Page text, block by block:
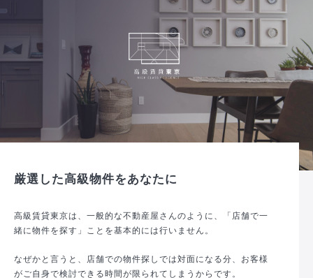
厳選した高級物件をあなたに
高級賃貸東京は、一般的な不動産屋さんのように、「店舗で一
緒に物件を探す」ことを基本的には行いません。
なぜかと言うと、店舗での物件探しでは対面になる分、お客様
がご自身で検討できる時間が限られてしまうからです。